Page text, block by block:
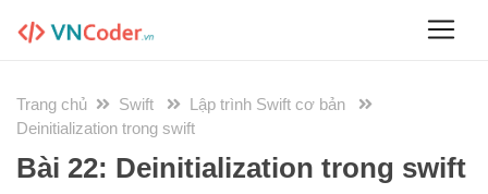
Trang chủ Swift
Lập trình Swift cơ bản
Deinitialization trong swift
Bài 22: Deinitialization trong swift